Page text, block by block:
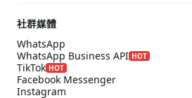
社群媒體
WhatsApp
WhatsApp Business API HOT
TikTok HOT
Facebook Messenger
Instagram